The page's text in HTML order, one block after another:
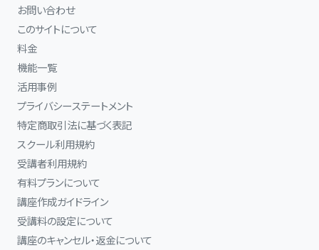
お問い合わせ
このサイトについて
料金
機能一覧
活用事例
プライバシーステートメント
特定商取引法に基づく表記
スクール利用規約
受講者利用規約
有料プランについて
講座作成ガイドライン
受講料の設定について
講座のキャンセル・返金について